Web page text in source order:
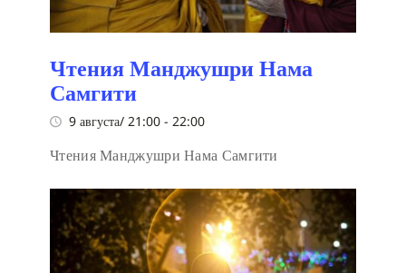
Чтения Манджушри Нама
Самгити
9 августа/ 21:00 - 22:00
Чтения Манджушри Нама Самгити